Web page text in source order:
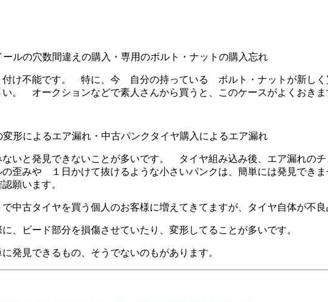
ルの穴数間違えの購入・専用のボルト・ナットの購入忘れ
付け不能です。 特に、今 自分の持っている ボルト・ナットが新しく
。 オークションなどで素人さんから買うと、このケースがよくおきま
変形によるエア漏れ・中古パンクタイヤ購入によるエア漏れ
ないと発見できないことが多いです。 タイヤ組み込み後、エア漏れの
の歪みや １日かけて抜けるような小さいパンクは、簡単には発見できま
願います。
中古タイヤを買う個人のお客様に増えてきてますが、タイヤ自体が不良
、ビード部分を損傷させていたり、変形してることが多いです。
発見できるもの、そうでないのもがあります。